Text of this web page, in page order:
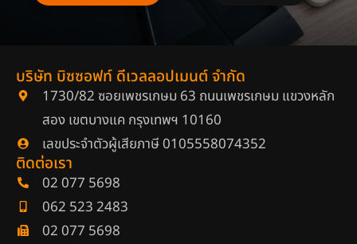
บริษัท บิซซอฟท์ ดีเวลลอปเมนต์ จำกัด
1730/82 ซอยเพชรเกษม 63 ถนนเพชรเกษม แขวงหลัก
สอง เขตบางแค กรุงเทพฯ 10160
เลขประจำตัวผู้เสียภาษี 0105558074352
ติดต่อเรา
02 077 5698
062 523 2483
02 077 5698